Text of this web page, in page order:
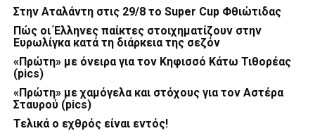
Στην Αταλάντη στις 29/8 το Super Cup Φθιώτιδας
Πώς οι Έλληνες παίκτες στοιχηματίζουν στην
Ευρωλίγκα κατά τη διάρκεια της σεζόν
«Πρώτη» με όνειρα για τον Κηφισσό Κάτω Τιθορέας
(pics)
«Πρώτη» με χαμόγελα και στόχους για τον Αστέρα
Σταυρού (pics)
Τελικά ο εχθρός είναι εντός!